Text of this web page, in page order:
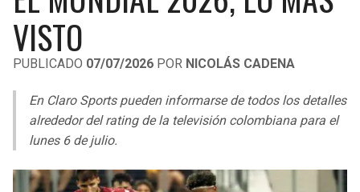
LIGA DE EXPANSIÓN MX
LEAGUES CUP
UEFA EUROPA LEAGUE
UEFA CONFERENCE LEAGUE
COPA LIBERTADORES
COPA SUDAMERICANA
LIGA BETPLAY
RAIDERS
RAVENS
CAVALIERS
PACERS
VISTO
PUBLICADO 07/07/2026 POR NICOLÁS CADENA
En Claro Sports pueden informarse de todos los detalles
alrededor del rating de la televisión colombiana para el
lunes 6 de julio.